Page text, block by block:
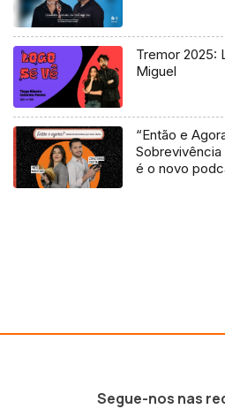
Tremor 2025:
Miguel
“Então e
é o novo
Segue-nos nas